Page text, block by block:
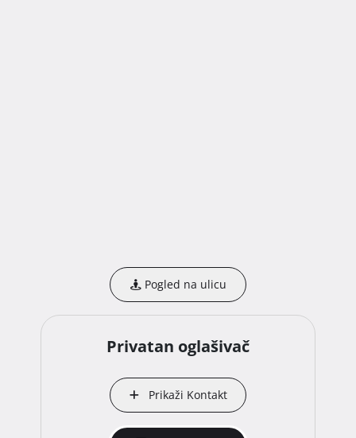
Pogled na ulicu
Privatan oglašivač
Prikaži Kontakt